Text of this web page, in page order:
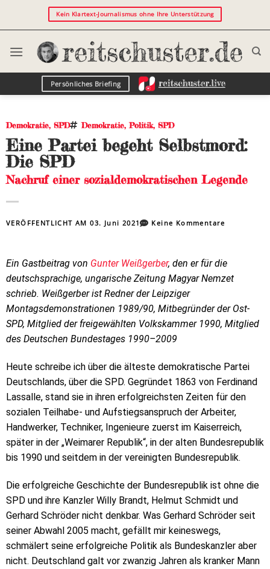
Kein Klartext-Journalismus ohne Ihre Unterstützung
Persönliches Briefing
Demokratie, SPD Demokratie,Politik, SPD
Eine Partei begeht Selbstmord:
Die SPD
Nachruf einer sozialdemokratischen Legende
VERÖFFENTLICHT AM03. Juni 2021 Keine Kommentare
Ein Gastbeitrag von Gunter Weißgerber, den er für die
deutschsprachige, ungarische Zeitung Magyar Nemzet
schrieb. Weißgerber ist Redner der Leipziger
Montagsdemonstrationen 1989/90, Mitbegründer der Ost-
SPD, Mitglied der freigewählten Volkskammer 1990, Mitglied
des Deutschen Bundestages 1990–2009
Heute schreibe ich über die älteste demokratische Partei
Deutschlands, über die SPD. Gegründet 1863 von Ferdinand
Lassalle, stand sie in ihren erfolgreichsten Zeiten für den
sozialen Teilhabe- und Aufstiegsanspruch der Arbeiter,
Handwerker, Techniker, Ingenieure zuerst im Kaiserreich,
später in der „Weimarer Republik“, in der alten Bundesrepublik
bis 1990 und seitdem in der vereinigten Bundesrepublik.
Die erfolgreiche Geschichte der Bundesrepublik ist ohne die
SPD und ihre Kanzler Willy Brandt, Helmut Schmidt und
Gerhard Schröder nicht denkbar. Was Gerhard Schröder seit
seiner Abwahl 2005 macht, gefällt mir keineswegs,
schmälert seine erfolgreiche Politik als Bundeskanzler aber
nicht. Deutschland galt vor zwanzig Jahren als kranker Mann